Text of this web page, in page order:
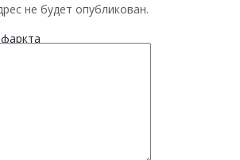
не будет опубликован.